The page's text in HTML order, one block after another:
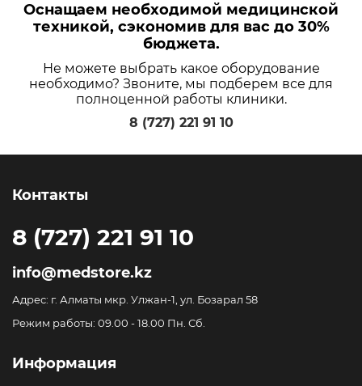
Оснащаем необходимой медицинской
техникой, сэкономив для вас до 30%
бюджета.
Не можете выбрать какое оборудование
необходимо? Звоните, мы подберем все для
полноценной работы клиники.
8 (727) 221 91 10
Контакты
8 (727) 221 91 10
info@medstore.kz
Адрес: г. Алматы мкр. Улжан-1, ул. Бозарал 58
Режим работы: 09.00 - 18.00 Пн. Сб.
Информация